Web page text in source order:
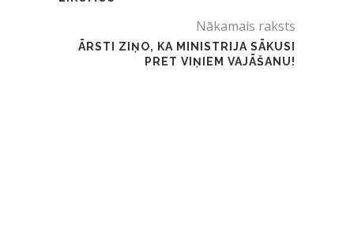
Nākamais raksts
ĀRSTI ZIŅO, KA MINISTRIJA SĀKUSI
PRET VIŅIEM VAJĀŠANU!